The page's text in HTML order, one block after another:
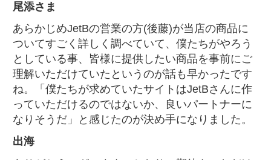
尾添さま
あらかじめJetBの営業の方(後藤)が当店の商品に
ついてすごく詳しく調べていて、僕たちがやろう
としている事、皆様に提供したい商品を事前にご
理解いただけていたというのが話も早かったです
ね。「僕たちが求めていたサイトはJetBさんに作
っていただけるのではないか、良いパートナーに
なりそうだ」と感じたのが決め手になりました。
出海